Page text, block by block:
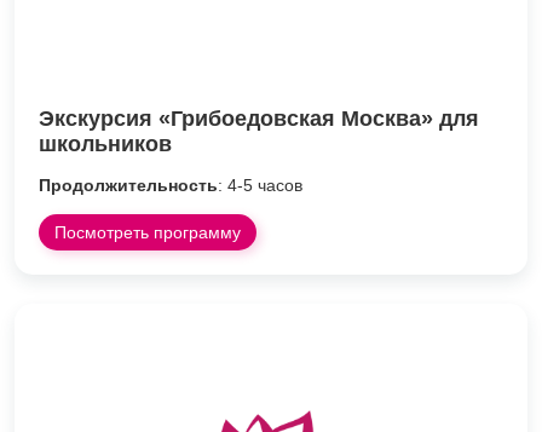
Экскурсия «Грибоедовская Москва» для
школьников
Продолжительность: 4-5 часов
Посмотреть программу